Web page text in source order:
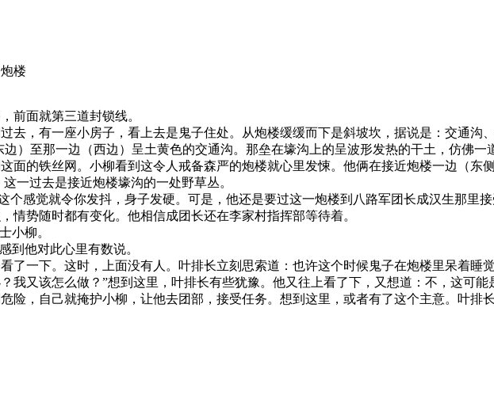
前面就第三道封锁线。
去，有一座小房子，看上去是鬼子住处。从炮楼缓缓而下是斜坡坎，据说是：交通沟
）至那一边（西边）呈土黄色的交通沟。那垒在壕沟上的呈波形发热的干土，仿佛
面的铁丝网。小柳看到这令人戒备森严的炮楼就心里发悚。他俩在接近炮楼一边（东
一过去是接近炮楼壕沟的一处野草丛。
感觉就令你发抖，身子发硬。可是，他还是要过这一炮楼到八路军团长成汉生那里
情势随时都有变化。他相信成团长还在李家村指挥部等待着。
小柳。
到他对此心里有数说。
了一下。这时，上面没有人。叶排长立刻思索道：也许这个时候鬼子在炮楼里呆着睡
我又该怎么做？”想到这里，叶排长有些犹豫。他又往上看了下，又想道：不，这可
险，自己就掩护小柳，让他去团部，接受任务。想到这里，或者有了这个主意。叶排